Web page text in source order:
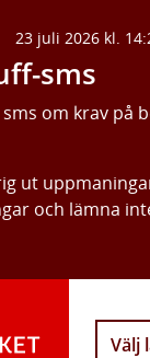
23 juli 2026 kl.
sms
om krav
ut
och lämna
Välj